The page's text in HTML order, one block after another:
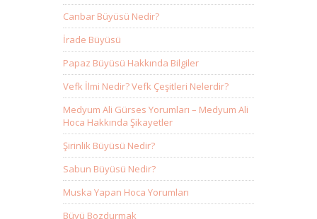
Canbar Büyüsü Nedir?
İrade Büyüsü
Papaz Büyüsü Hakkında Bilgiler
Vefk İlmi Nedir? Vefk Çeşitleri Nelerdir?
Medyum Ali Gürses Yorumları – Medyum Ali
Hoca Hakkında Şikayetler
Şirinlik Büyüsü Nedir?
Sabun Büyüsü Nedir?
Muska Yapan Hoca Yorumları
Büyü Bozdurmak